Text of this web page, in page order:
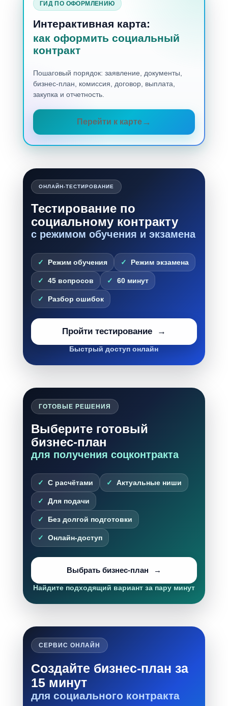
ГИД ПО ОФОРМЛЕНИЮ
Интерактивная карта:
как оформить социальный
контракт
Пошаговый порядок: заявление, документы,
бизнес-план, комиссия, договор, выплата,
закупка и отчетность.
Перейти к карте
ОНЛАЙН-ТЕСТИРОВАНИЕ
Тестирование по
социальному контракту
с режимом обучения и экзамена
Режим обучения Режим экзамена
45 вопросов 60 минут
Разбор ошибок
Пройти тестирование
Быстрый доступ онлайн
ГОТОВЫЕ РЕШЕНИЯ
Выберите готовый
бизнес-план
для получения соцконтракта
С расчётами Актуальные ниши
Для подачи
Без долгой подготовки
Онлайн-доступ
Выбрать бизнес-план
Найдите подходящий вариант за пару минут
СЕРВИС ОНЛАЙН
Создайте бизнес-план за
15 минут
для социального контракта